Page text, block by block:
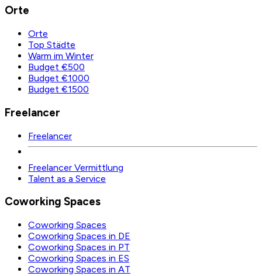
Orte
Orte
Top Städte
Warm im Winter
Budget €500
Budget €1000
Budget €1500
Freelancer
Freelancer
Freelancer Vermittlung
Talent as a Service
Coworking Spaces
Coworking Spaces
Coworking Spaces in DE
Coworking Spaces in PT
Coworking Spaces in ES
Coworking Spaces in AT